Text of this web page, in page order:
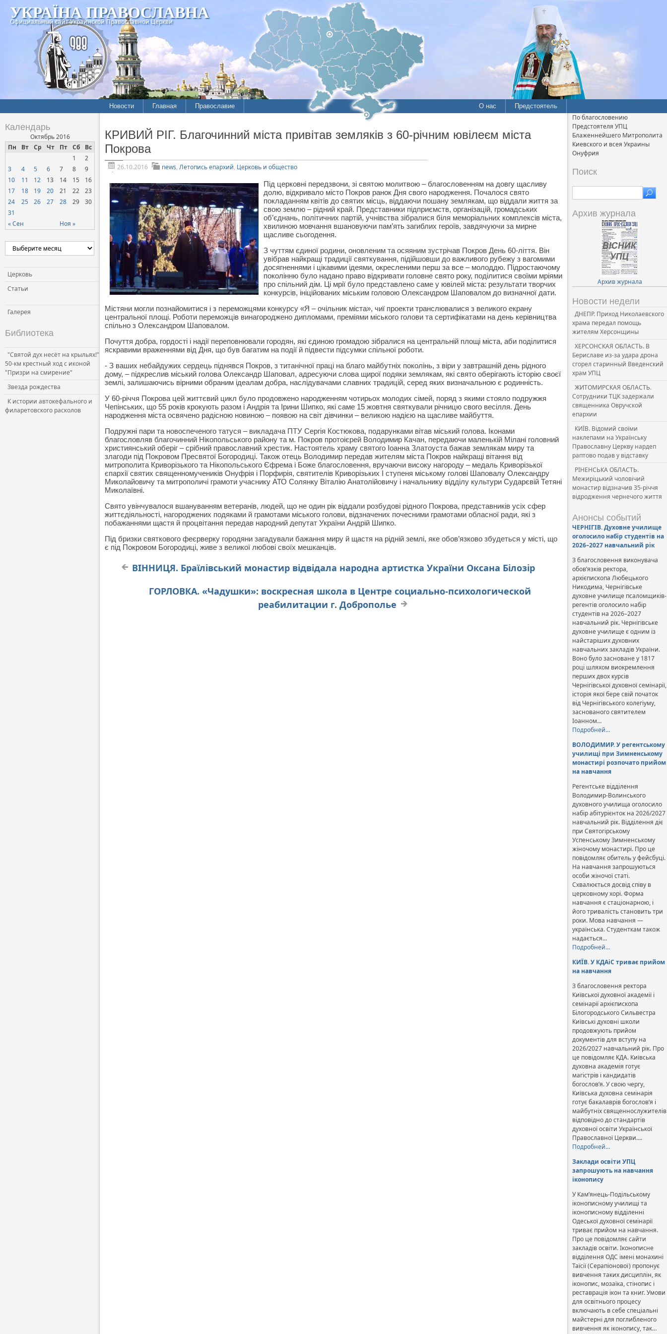
УКРАЇНА ПРАВОСЛАВНА
Официальный сайт Украинской Православной Церкви
Новости
Межконфессиональные
отношения
Нарушения прав
верующих
Официальная хроника
Расколы, ереси, секты
СОЦИАЛЬНОЕ
СЛУЖЕНИЕ
Церковь и власть
Церковь и общество
Церковь и СМИ
Главная Православие
История
О нас Предстоятель
Календарь
Октябрь 2016
Пн
Вт Ср Чт Пт Сб Вс
« Сен Ноя »
1
2
3
4 5 6 7 8
9
10
11 12 13 14 15
16
17
18 19 20 21 22
23
24
25 26 27 28 29
30
31
Церковь
Статьи
Галерея
Библиотека
"Святой дух несёт на крыльях!"
50-км крестный ход с иконой
"Призри на смирение"
Звезда рождества
К истории автокефального и
филаретовского расколов
КРИВИЙ РІГ. Благочинний міста привітав земляків з 60-річним ювілеєм міста
Покрова
26.10.2016 news, Летопись епархий, Церковь и общество
Під церковні передзвони, зі святою молитвою – благословенням на довгу щасливу
долю, відкривало місто Покров ранок Дня свого народження. Почалося свято
покладанням квітів до святих місць, віддаючи пошану землякам, що віддали життя за
свою землю – рідний край. Представники підприємств, організацій, громадських
об’єднань, політичних партій, учнівства зібралися біля меморіальних комплексів міста,
хвилиною мовчання вшановуючи пам’ять загиблих героїв, завдячуючи за мирне
щасливе сьогодення.
З чуттям єдиної родини, оновленим та осяяним зустрічав Покров День 60-ліття. Він
увібрав найкращі традиції святкування, підійшовши до важливого рубежу з вагомими
досягненнями і цікавими ідеями, окресленими перш за все – молоддю. Підростаючому
поколінню було надано право відкривати головне свято року, поділитися своїми мріями
про спільний дім. Ці мрії було представлено саме у ювілей міста: результати творчих
конкурсів, ініційованих міським головою Олександром Шаповалом до визначної дати.
Містяни могли познайомитися і з переможцями конкурсу «Я – очільник міста», чиї проекти транслювалися з великого екрану
центральної площі. Роботи переможців винагороджено дипломами, преміями міського голови та сертифікатами на день керівництва
спільно з Олександром Шаповалом.
Почуття добра, гордості і надії переповнювали городян, які єдиною громадою зібралися на центральній площі міста, аби поділитися
яскравими враженнями від Дня, що був багатим на події й підвести підсумки спільної роботи.
- З ваших небайдужих сердець піднявся Покров, з титанічної праці на благо майбутніх поколінь, з віри у завтрашній день рідного
дому, – підкреслив міський голова Олександр Шаповал, адресуючи слова щирої подяки землякам, які свято оберігають історію своєї
землі, залишаючись вірними обраним ідеалам добра, наслідувачами славних традицій, серед яких визначальною є родинність.
У 60-річчя Покрова цей життєвий цикл було продовжено народженням чотирьох молодих сімей, поряд з якими стояло подружжя
Чепінських, що 55 років крокують разом і Андрія та Ірини Шипко, які саме 15 жовтня святкували річницю свого весілля. День
народження міста освячено радісною новиною – появою на світ дівчинки – великою надією на щасливе майбуття.
Подружні пари та новоспеченого татуся – викладача ПТУ Сергія Костюкова, подарунками вітав міський голова. Іконами
благословляв благочинний Нікопольського району та м. Покров протоієрей Володимир Качан, передаючи маленькій Мілані головний
християнський оберіг – срібний православний хрестик. Настоятель храму святого Іоанна Златоуста бажав землякам миру та
злагоди під Покровом Пресвятої Богородиці. Також отець Володимир передав жителям міста Покров найкращі вітання від
митрополита Криворізького та Нікопольського Єфрема і Боже благословення, вручаючи високу нагороду – медаль Криворізької
єпархії святих священномучеників Онуфрія і Порфирія, святителів Криворізьких I ступеня міському голові Шаповалу Олександру
Миколайовичу та митрополичі грамоти учаснику АТО Солянку Віталію Анатолійовичу і начальнику відділу культури Сударєвій Тетяні
Миколаївні.
Свято увінчувалося вшануванням ветеранів, людей, що не один рік віддали розбудові рідного Покрова, представників усіх сфер
життєдіяльності, нагороджених подяками й грамотами міського голови, відзначених почесними грамотами обласної ради, які з
побажаннями щастя й процвітання передав народний депутат України Андрій Шипко.
Під бризки святкового феєрверку городяни загадували бажання миру й щастя на рідній землі, яке обов’язково збудеться у місті, що
є під Покровом Богородиці, живе з великої любові своїх мешканців.
ВІННИЦЯ. Браїлівський монастир відвідала народна артистка України Оксана Білозір
ГОРЛОВКА. «Чадушки»: воскресная школа в Центре социально-психологической
реабилитации г. Доброполье
По благословению
Предстоятеля УПЦ
Блаженнейшего Митрополита
Киевского и всея Украины
Онуфрия
Поиск
Архив журнала
Архив журнала
Новости недели
ДНЕПР. Приход Николаевского
храма передал помощь
жителям Херсонщины
ХЕРСОНСКАЯ ОБЛАСТЬ. В
Бериславе из-за удара дрона
сгорел старинный Введенский
храм УПЦ
ЖИТОМИРСКАЯ ОБЛАСТЬ.
Сотрудники ТЦК задержали
священника Овручской
епархии
КИЇВ. Відомий своїми
наклепами на Українську
Православну Церкву нардеп
раптово подав у відставку
РІНЕНСЬКА ОБЛАСТЬ.
Межиріцький чоловічий
монастир відзначив 35-річчя
відродження чернечого життя
Анонсы событий
ЧЕРНІГІВ. Духовне училище
оголосило набір студентів на
2026–2027 навчальний рік
З благословення виконувача
обов’язків ректора,
архієпископа Любецького
Никодима, Чернігівське
духовне училище псаломщиків-
регентів оголосило набір
студентів на 2026–2027
навчальний рік. Чернігівське
духовне училище є одним із
найстаріших духовних
навчальних закладів України.
Воно було засноване у 1817
році шляхом виокремлення
перших двох курсів
Чернігівської духовної семінарії,
історія якої бере свій початок
від Чернігівського колегіуму,
заснованого святителем
Іоанном…
Подробней…
ВОЛОДИМИР. У регентському
училищі при Зимненському
монастирі розпочато прийом
на навчання
Регентське відділення
Володимир-Волинського
духовного училища оголосило
набір абітурієнток на 2026/2027
навчальний рік. Відділення діє
при Святогірському
Успенському Зимненському
жіночому монастирі. Про це
повідомляє обитель у фейсбуці.
На навчання запрошуються
особи жіночої статі.
Схвалюється досвід співу в
церковному хорі. Форма
навчання є стаціонарною, і
його тривалість становить три
роки. Мова навчання —
українська. Студенткам також
надається…
Подробней…
КИЇВ. У КДАіС триває прийом
на навчання
З благословення ректора
Київської духовної академії і
семінарії архієпископа
Білогородського Сильвестра
Київські духовні школи
продовжують прийом
документів для вступу на
2026/2027 навчальний рік. Про
це повідомляє КДА. Київська
духовна академія готує
магістрів і кандидатів
богослов’я. У свою чергу,
Київська духовна семінарія
готує бакалаврів богослов’я і
майбутніх священнослужителів
відповідно до стандартів
духовної освіти Української
Православної Церкви….
Подробней…
Заклади освіти УПЦ
запрошують на навчання
іконопису
У Кам’янець-Подільському
іконописному училищі та
іконописному відділенні
Одеської духовної семінарії
триває прийом на навчання.
Про це повідомляє сайти
закладів освіти. Іконописне
відділення ОДС імені монахині
Таїсії (Серапіонової) пропонує
вивчення таких дисциплін, як
іконопис, мозаїка, стінопис і
реставрація ікон та книг. Умови
для освітнього процесу
включають в себе спеціальні
майстерні для поглибленого
вивчення як іконопису, так…